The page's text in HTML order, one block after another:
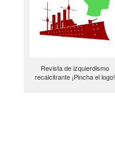
Revista de izquierdismo
recalcitrante ¡Pincha el logo!